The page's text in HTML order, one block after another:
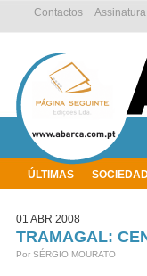
ÚLTIMAS
Assinatura
Contactos
01 ABR 2008
TRAMAGAL:
Por SÉRGIO MOURATO